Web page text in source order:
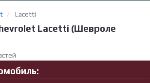
Lacetti
Lacetti (Шевроле